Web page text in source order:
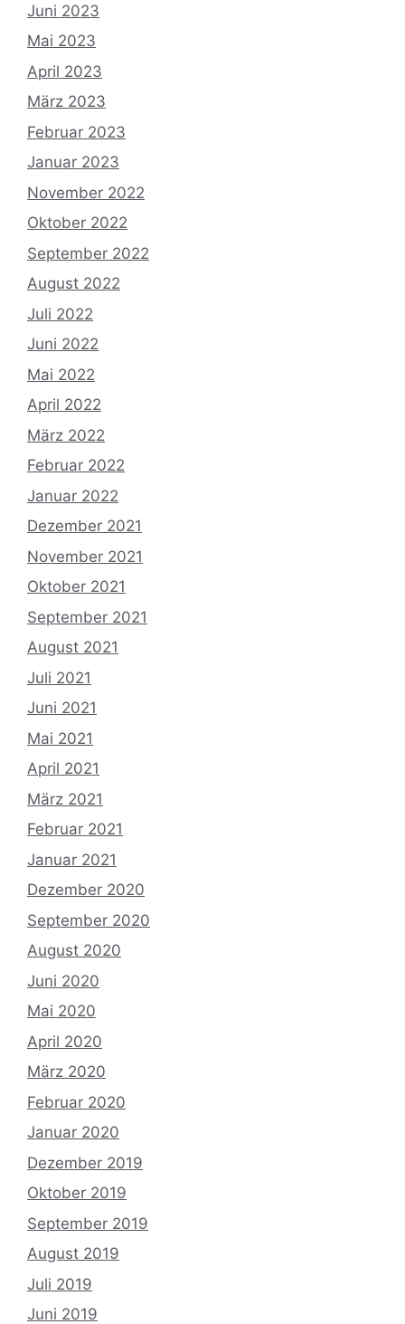
Juni 2023
Mai 2023
April 2023
März 2023
Februar 2023
Januar 2023
November 2022
Oktober 2022
September 2022
August 2022
Juli 2022
Juni 2022
Mai 2022
April 2022
März 2022
Februar 2022
Januar 2022
Dezember 2021
November 2021
Oktober 2021
September 2021
August 2021
Juli 2021
Juni 2021
Mai 2021
April 2021
März 2021
Februar 2021
Januar 2021
Dezember 2020
September 2020
August 2020
Juni 2020
Mai 2020
April 2020
März 2020
Februar 2020
Januar 2020
Dezember 2019
Oktober 2019
September 2019
August 2019
Juli 2019
Juni 2019